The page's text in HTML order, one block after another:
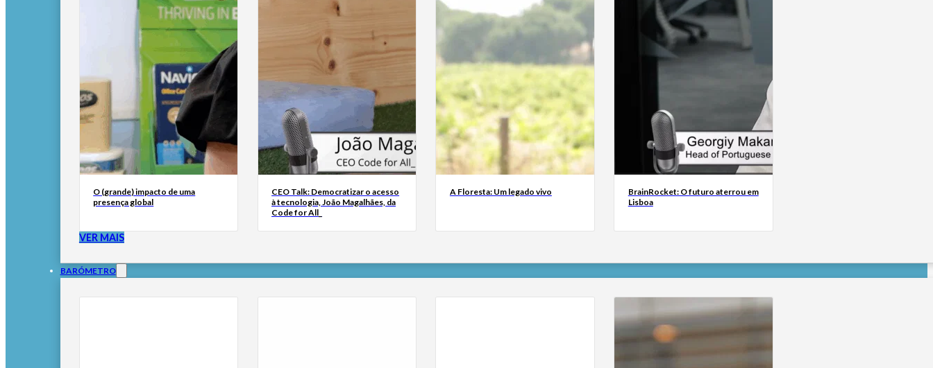
O (grande) impacto de uma
presença global
CEO Talk: Democratizar o acesso
à tecnologia, João Magalhães, da
Code for All_
A Floresta: Um legado vivo
BrainRocket: O futuro aterrou em
Lisboa
VER MAIS
BARÓMETRO